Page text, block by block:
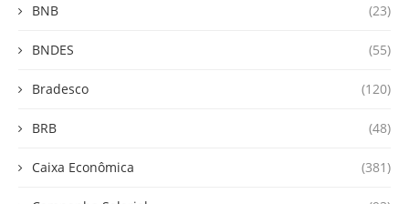
BNB (23)
BNDES (55)
Bradesco (120)
BRB (48)
Caixa Econômica (381)